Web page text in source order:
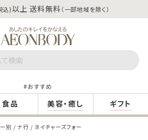
込)以上 送料無料 （一部地域を除く）
おすすめ
食品 美容・癒し ギフト
別 ナ行 ネイチャーズフォー